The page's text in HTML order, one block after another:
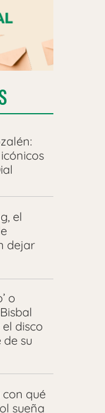
el
dejar
o
disco
su
con qué
sueña